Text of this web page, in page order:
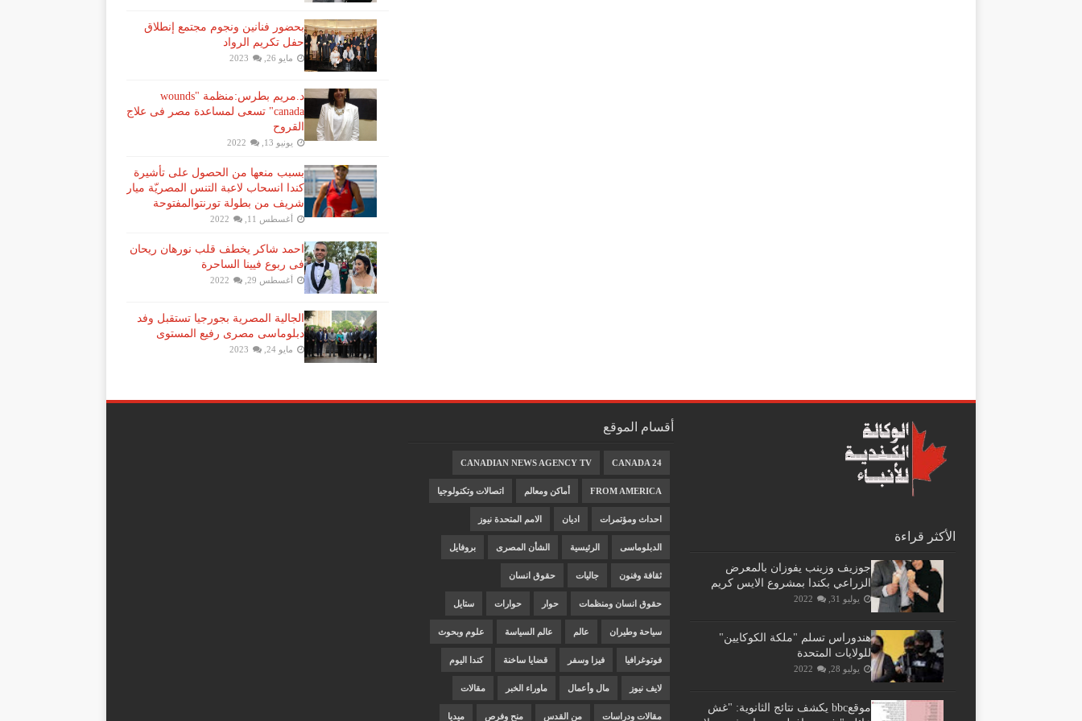
بحضور فنانين ونجوم مجتمع إنطلاق
حفل تكريم الرواد
مايو 26, 2023
د.مريم بطرس:منظمة "wounds
canada" تسعى لمساعدة مصر فى علاج
القروح
يونيو 13, 2022
بسبب منعها من الحصول على تأشيرة
كندا انسحاب لاعبة ​التنس​ المصريّة ​ميار
شريف​ من بطولة ​تورنتو​المفتوحة
أغسطس 11, 2022
احمد شاكر يخطف قلب نورهان ريحان
فى ربوع فيينا الساحرة
أغسطس 29, 2022
الجالية المصرية بجورجيا تستقبل وفد
دبلوماسى مصرى رفيع المستوى
مايو 24, 2023
الأكثر قراءة
جوزيف وزينب يفوزان بالمعرض
الزراعي بكندا بمشروع الايس كريم
يوليو 31, 2022
هندوراس تسلم "ملكة الكوكايين"
للولايات المتحدة
يوليو 28, 2022
موقعbbc يكشف نتائج الثانوية: "غش
أقسام الموقع
CANADA 24
CANADIAN NEWS AGENCY TV
FROM AMERICA أماكن ومعالم اتصالات وتكنولوجيا
احداث ومؤتمرات اديان الامم المتحدة نيوز
الدبلوماسى الرئيسية الشأن المصرى بروفايل
ثقافة وفنون جاليات حقوق انسان
حقوق انسان ومنظمات حوار حوارات ستايل
سياحة وطيران عالم عالم السياسة علوم وبحوث
فوتوغرافيا فيزا وسفر قضايا ساخنة كندا اليوم
لايف نيوز مال وأعمال ماوراء الخبر مقالات
مقالات ودراسات من القدس منح وفرص ميديا